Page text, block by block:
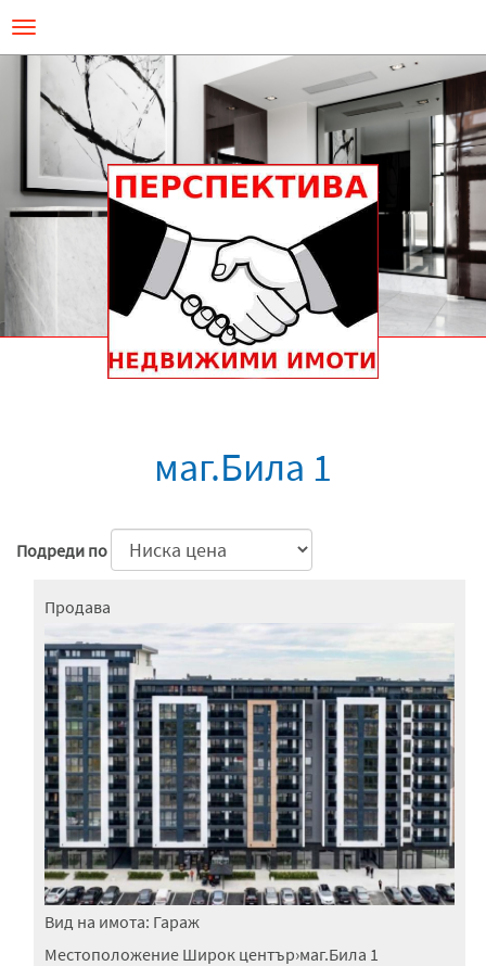
към
основното
съдържание
Toggle
navigation
маг.Била 1
Подреди по
Продава
Вид на имота: Гараж
Местоположение Широк център›маг.Била 1